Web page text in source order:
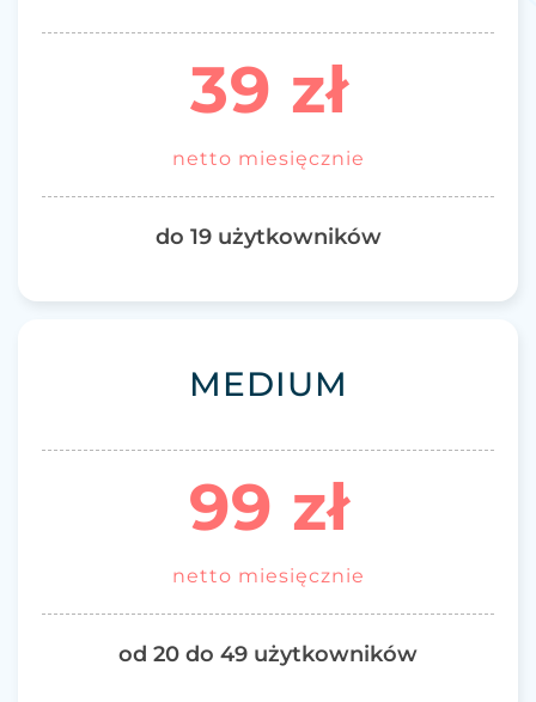
39 zł
netto miesięcznie
do 19 użytkowników
MEDIUM
99 zł
netto miesięcznie
od 20 do 49 użytkowników